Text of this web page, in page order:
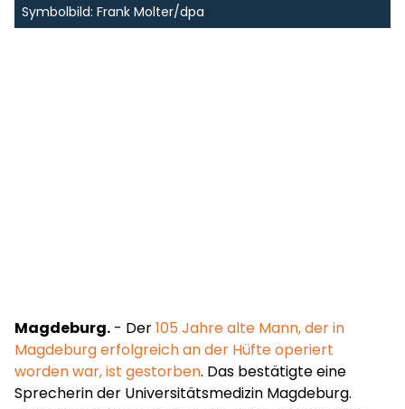
Symbolbild: Frank Molter/dpa
Magdeburg. - Der105 Jahre alte Mann, der in
Magdeburg erfolgreich an der Hüfte operiert
worden war, ist gestorben. Das bestätigte eine
Sprecherin der Universitätsmedizin Magdeburg.